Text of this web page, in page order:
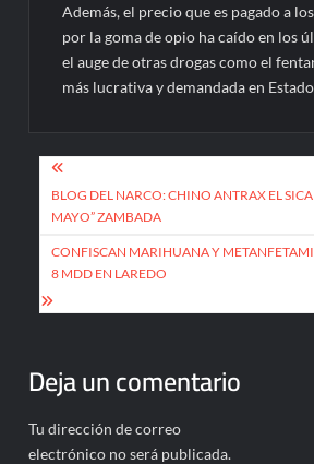
Además, el precio que es pagado a
por la goma de opio ha caído en los
el auge de otras drogas como el
más lucrativa y demandada en
Navegación
de
entradas
BLOG DEL NARCO: CHINO ANTRAX EL
MAYO” ZAMBADA
CONFISCAN MARIHUANA Y
8 MDD EN LAREDO
Deja un comentario
Tu dirección de correo
electrónico no será publicada.